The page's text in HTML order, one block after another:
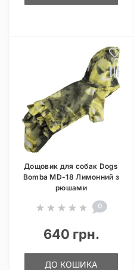
Дощовик для собак Dogs
Bomba MD-18 Лимонний з
рюшами
0
640 грн.
ДО КОШИКА